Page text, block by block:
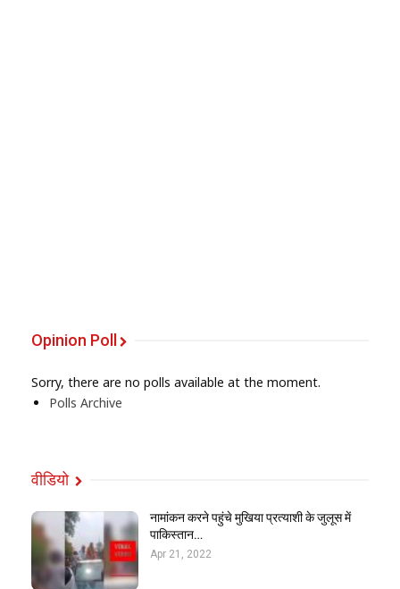
Opinion Poll
Sorry, there are no polls available at the moment.
Polls Archive
वीडियो
नामांकन करने पहुंचे मुखिया प्रत्याशी के जुलूस में
पाकिस्तान…
Apr 21, 2022